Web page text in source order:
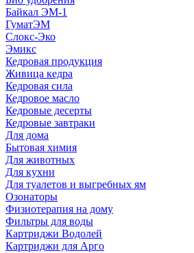
Байкал ЭМ-1
ГуматЭМ
Слокс-Эко
Эмикс
Кедровая продукция
Живица кедра
Кедровая сила
Кедровое масло
Кедровые десерты
Кедровые завтраки
Для дома
Бытовая химия
Для животных
Для кухни
Для туалетов и выгребных ям
Озонаторы
Физиотерапия на дому
Фильтры для воды
Картриджи Водолей
Картриджи для Арго